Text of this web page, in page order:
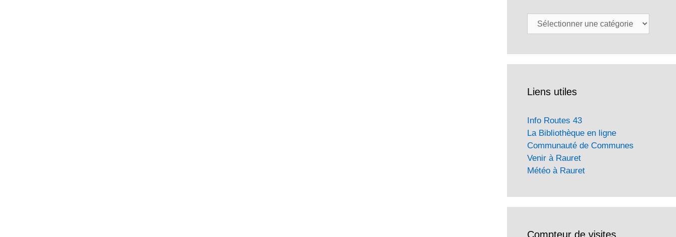
Catégories
Liens utiles
Info Routes 43
La Bibliothèque en ligne
Communauté de Communes
Venir à Rauret
Météo à Rauret
Compteur de visites